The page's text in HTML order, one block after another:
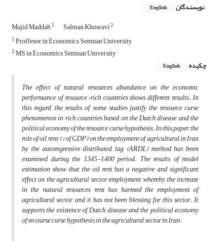
نویسندگان English
Majid Maddah1 Salman Khosravi2
1Proffesor in Economics, Semnan University
2MS in Economics, Semnan University
چکیده
English
The effect of natural resources abundance on the economic
performance of resource-rich countries shows different results. In
this regard, the results of some studies justify the resource curse
phenomenon in rich countries based on the Dutch disease and the
political economy of the resource curse hypothesis. In this paper, the
role of oil rent (% of GDP) on the employment of agricultural in Iran
by the autoregressive distributed lag (ARDL) method has been
examined during the 1345-1400 period. The results of model
estimation show that the oil rent has a negative and significant
effect on the agricultural sector employment, whereby the increase
in the natural resources rent has harmed the employment of
agricultural sector, and it has not been blessing for this sector. It
supports the existence of Dutch disease and the political economy
of recourse curse hypothesis in the agricultural sector in Iran.